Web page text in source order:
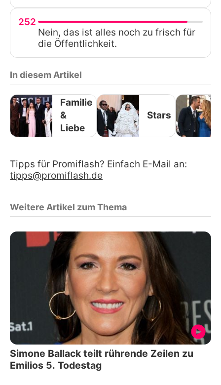
252
Nein, das ist alles noch zu frisch für
die Öffentlichkeit.
In diesem Artikel
Familie
&
Liebe
Stars
Tipps für Promiflash? Einfach E-Mail an:
tipps@promiflash.de
Weitere Artikel zum Thema
Simone Ballack teilt rührende Zeilen zu
Emilios 5. Todestag